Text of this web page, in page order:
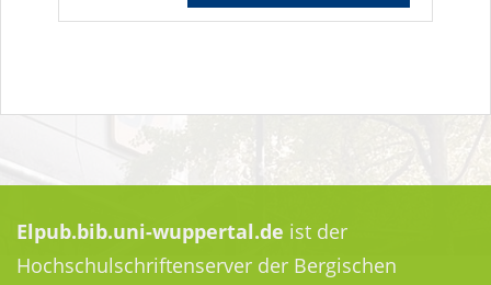
Elpub.bib.uni-wuppertal.de ist der
Hochschulschriftenserver der Bergischen